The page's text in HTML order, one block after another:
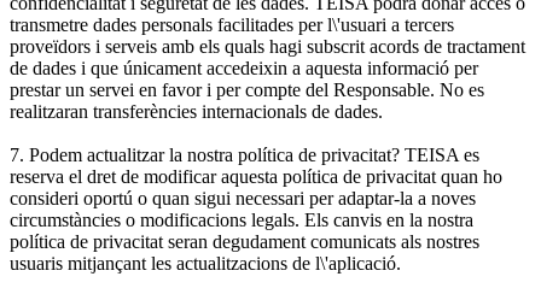
transmetre dades personals facilitades per l\'usuari a tercers
proveïdors i serveis amb els quals hagi subscrit acords de tractament
de dades i que únicament accedeixin a aquesta informació per
prestar un servei en favor i per compte del Responsable. No es
realitzaran transferències internacionals de dades.
7. Podem actualitzar la nostra política de privacitat? TEISA es
reserva el dret de modificar aquesta política de privacitat quan ho
consideri oportú o quan sigui necessari per adaptar-la a noves
circumstàncies o modificacions legals. Els canvis en la nostra
política de privacitat seran degudament comunicats als nostres
usuaris mitjançant les actualitzacions de l\'aplicació.